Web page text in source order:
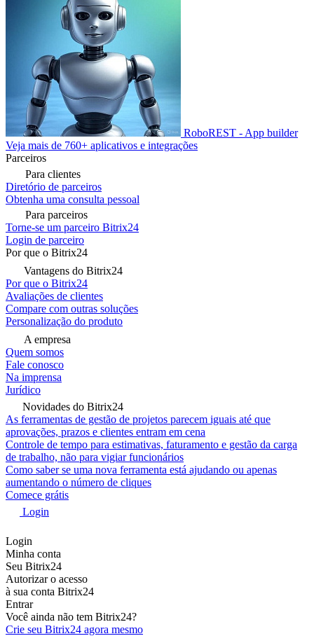
RoboREST - App builder
Veja mais de 760+ aplicativos e integrações
Parceiros
Para clientes
Diretório de parceiros
Obtenha uma consulta pessoal
Para parceiros
Torne-se um parceiro Bitrix24
Login de parceiro
Por que o Bitrix24
Vantagens do Bitrix24
Por que o Bitrix24
Avaliações de clientes
Compare com outras soluções
Personalização do produto
A empresa
Quem somos
Fale conosco
Na imprensa
Jurídico
Novidades do Bitrix24
As ferramentas de gestão de projetos parecem iguais até que
aprovações, prazos e clientes entram em cena
Controle de tempo para estimativas, faturamento e gestão da carga
de trabalho, não para vigiar funcionários
Como saber se uma nova ferramenta está ajudando ou apenas
aumentando o número de cliques
Comece grátis
Login
Login
Minha conta
Seu Bitrix24
Autorizar o acesso
à sua conta Bitrix24
Entrar
Você ainda não tem Bitrix24?
Crie seu Bitrix24 agora mesmo